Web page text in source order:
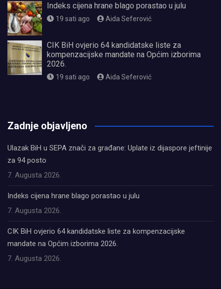
Indeks cijena hrane blago porastao u julu
19 sati ago Aida Seferović
CIK BiH ovjerio 64 kandidatske liste za
kompenzacijske mandate na Općim izborima
2026.
19 sati ago Aida Seferović
Zadnje objavljeno
Ulazak BiH u SEPA znači za građane: Uplate iz dijaspore jeftinije
za 94 posto
7. Augusta 2026.
Indeks cijena hrane blago porastao u julu
7. Augusta 2026.
CIK BiH ovjerio 64 kandidatske liste za kompenzacijske
mandate na Općim izborima 2026.
7. Augusta 2026.